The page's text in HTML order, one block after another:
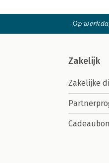
Op
Zakelijk
Zakelijke